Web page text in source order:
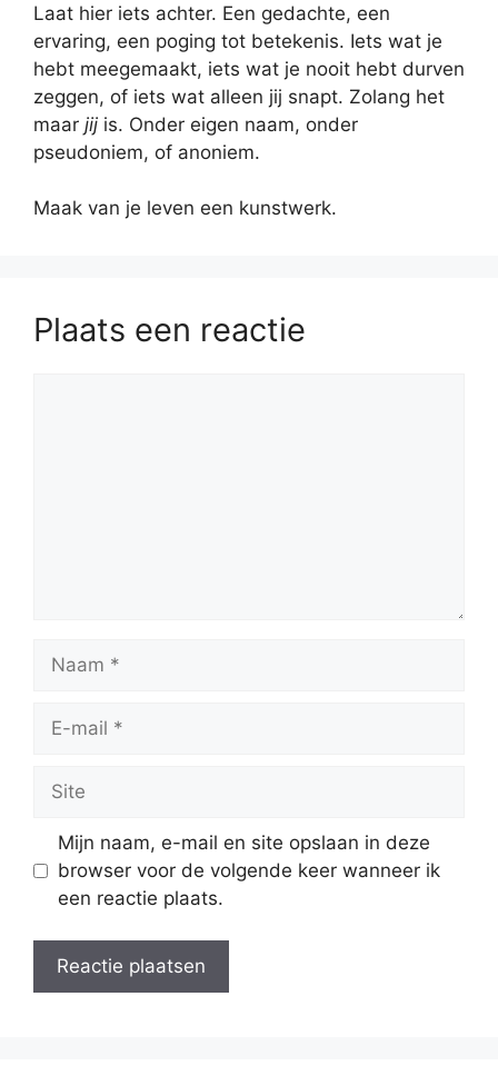
Laat hier iets achter. Een gedachte, een
ervaring, een poging tot betekenis. Iets wat je
hebt meegemaakt, iets wat je nooit hebt durven
zeggen, of iets wat alleen jij snapt. Zolang het
maar jij is. Onder eigen naam, onder
pseudoniem, of anoniem.
Maak van je leven een kunstwerk.
Plaats een reactie
mail
Mijn naam, e-mail en site opslaan in deze
browser voor de volgende keer wanneer ik
een reactie plaats.